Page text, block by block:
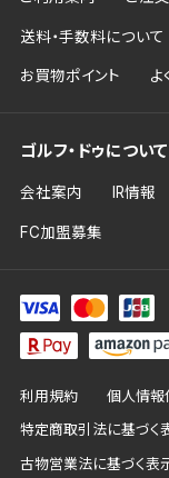
送料・手数料について
お買物ポイント よ
ゴルフ・ドゥについて
会社案内 IR情報
FC加盟募集
利用規約 個人情報
特定商取引法に基づく
古物営業法に基づく表